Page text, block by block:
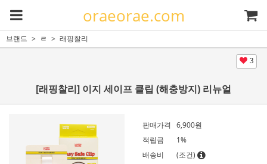
oraeorae.com
브랜드 ㄹ 래핑찰리
3
[래핑찰리] 이지 세이프 클립 (해충방지) 리뉴얼
판매가격 6,900원
적립금
1%
배송비
(조건)